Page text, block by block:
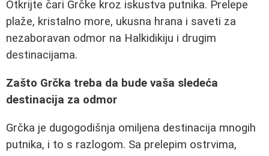
Otkrijte čari Grčke kroz iskustva putnika. Prelepe
plaže, kristalno more, ukusna hrana i saveti za
nezaboravan odmor na Halkidikiju i drugim
destinacijama.
Zašto Grčka treba da bude vaša sledeća
destinacija za odmor
Grčka je dugogodišnja omiljena destinacija mnogih
putnika, i to s razlogom. Sa prelepim ostrvima,